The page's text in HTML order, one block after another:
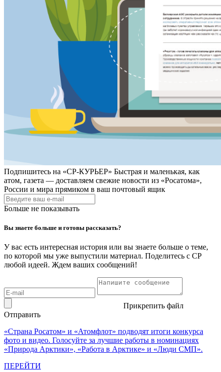
Подпишитесь на «СР-КУРЬЕР» Быстрая и маленькая, как
атом, газета — доставляем свежие новости из «Росатома»,
России и мира прямиком в ваш почтовый ящик
Больше не показывать
Вы знаете больше и готовы рассказать?
У вас есть интересная история или вы знаете больше о теме,
по которой мы уже выпустили материал. Поделитесь с СР
любой идеей. Ждем ваших сообщений!
Прикрепить файл
Отправить
«Страна Росатом» и «Атомфлот» подводят итоги конкурса
фото и видео. Голосуйте за лучшие работы в номинациях
«Природа Арктики», «Работа в Арктике» и «Люди СМП».
ПЕРЕЙТИ